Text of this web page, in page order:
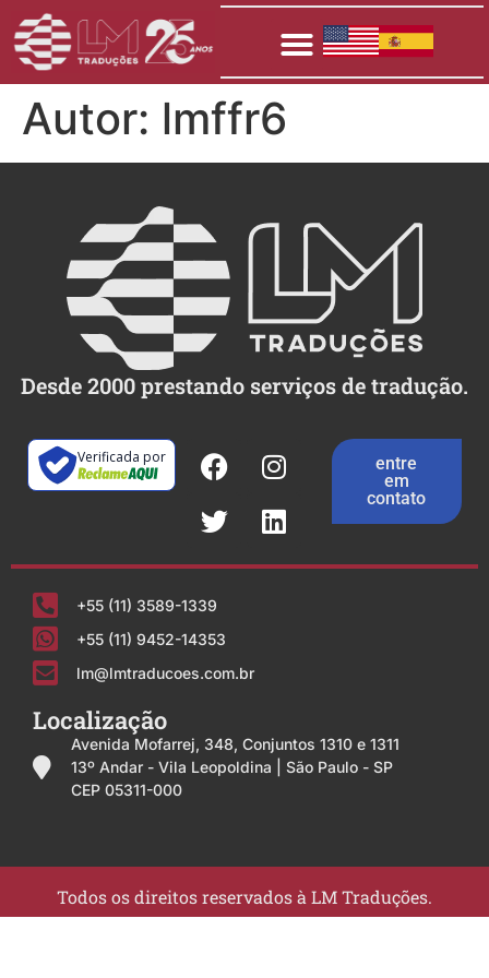
Autor: lmffr6
Desde 2000 prestando serviços de tradução.
entre
em
contato
Verificada por
+55 (11) 3589-1339
+55 (11) 9452-14353
lm@lmtraducoes.com.br
Localização
Avenida Mofarrej, 348, Conjuntos 1310 e 1311
13º Andar - Vila Leopoldina | São Paulo - SP
CEP 05311-000
Todos os direitos reservados à LM Traduções.